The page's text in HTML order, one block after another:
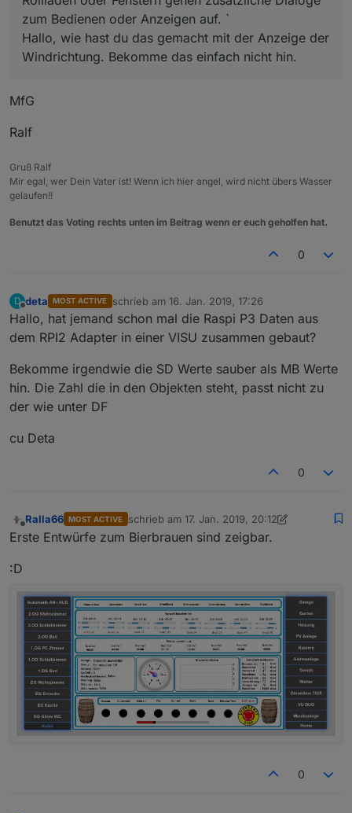
zum Bedienen oder Anzeigen auf. `
Hallo, wie hast du das gemacht mit der Anzeige der
Windrichtung. Bekomme das einfach nicht hin.
MfG
Ralf
Gruß Ralf
Mir egal, wer Dein Vater ist! Wenn ich hier angel, wird nicht übers Wasser
gelaufen!!
Benutzt das Voting rechts unten im Beitrag wenn er euch geholfen hat.
0
D
Offline
deta MOST ACTIVE schrieb am 16. Jan. 2019, 17:26
zuletzt editiert von
Hallo, hat jemand schon mal die Raspi P3 Daten aus
dem RPI2 Adapter in einer VISU zusammen gebaut?
Bekomme irgendwie die SD Werte sauber als MB Werte
hin. Die Zahl die in den Objekten steht, passt nicht zu
der wie unter DF
cu Deta
0
Offline
Ralla66 MOST ACTIVE schrieb am 17. Jan. 2019, 20:12
zuletzt editiert von Jey Cee
Erste Entwürfe zum Bierbrauen sind zeigbar.
:D
0